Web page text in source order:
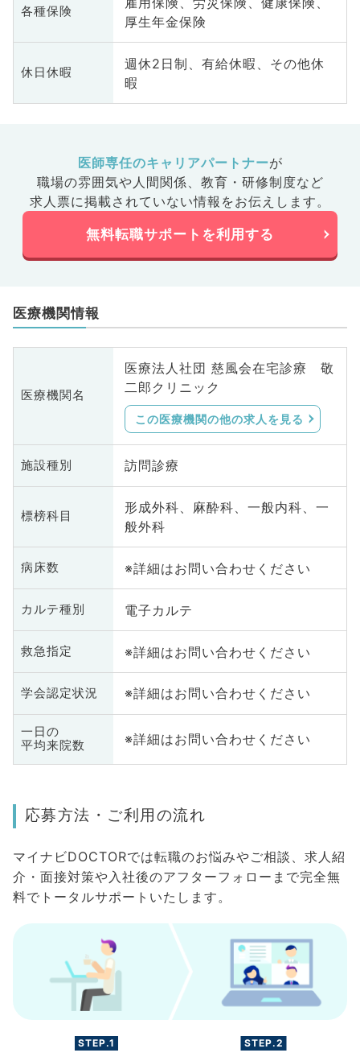
各種保険
厚生年金保険
休日休暇
週休2日制、有給休暇、その他休
暇
医師専任のキャリアパートナーが
職場の雰囲気や人間関係、 教育・研修制度など
求人票に掲載されていない情報をお伝えします。
無料転職サポートを利用する
医療機関情報
医療機関名
医療法人社団 慈風会在宅診療 敬
二郎クリニック
この医療機関の他の求人を見る
施設種別 訪問診療
標榜科目
形成外科、麻酔科、一般内科、一
般外科
病床数 ※詳細はお問い合わせください
カルテ種別 電子カルテ
救急指定 ※詳細はお問い合わせください
学会認定状況 ※詳細はお問い合わせください
一日の
平均来院数
※詳細はお問い合わせください
応募方法・ご利用の流れ
マイナビDOCTORでは転職のお悩みやご相談、求人紹
介・面接対策や入社後のアフターフォローまで完全無
料でトータルサポートいたします。
STEP.1 STEP.2